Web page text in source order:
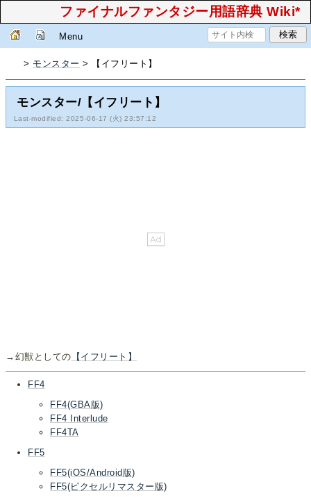
ファイナルファンタジー用語辞典 Wiki*
Menu
> モンスター > 【イフリート】
モンスター/【イフリート】
Last-modified: 2025-06-17 (火) 23:57:12
→幻獣としての 【イフリート】
FF4
FF4(GBA版)
FF4 Interlude
FF4TA
FF5
FF5(iOS/Android版)
FF5(ピクセルリマスター版)